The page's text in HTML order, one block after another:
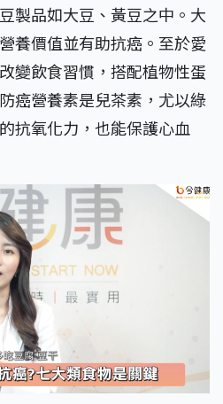
製品如大豆、黃豆之中。大
養價值並有助抗癌。至於愛
變飲食習慣，搭配植物性蛋
癌營養素是兒茶素，尤以綠
抗氧化力，也能保護心血